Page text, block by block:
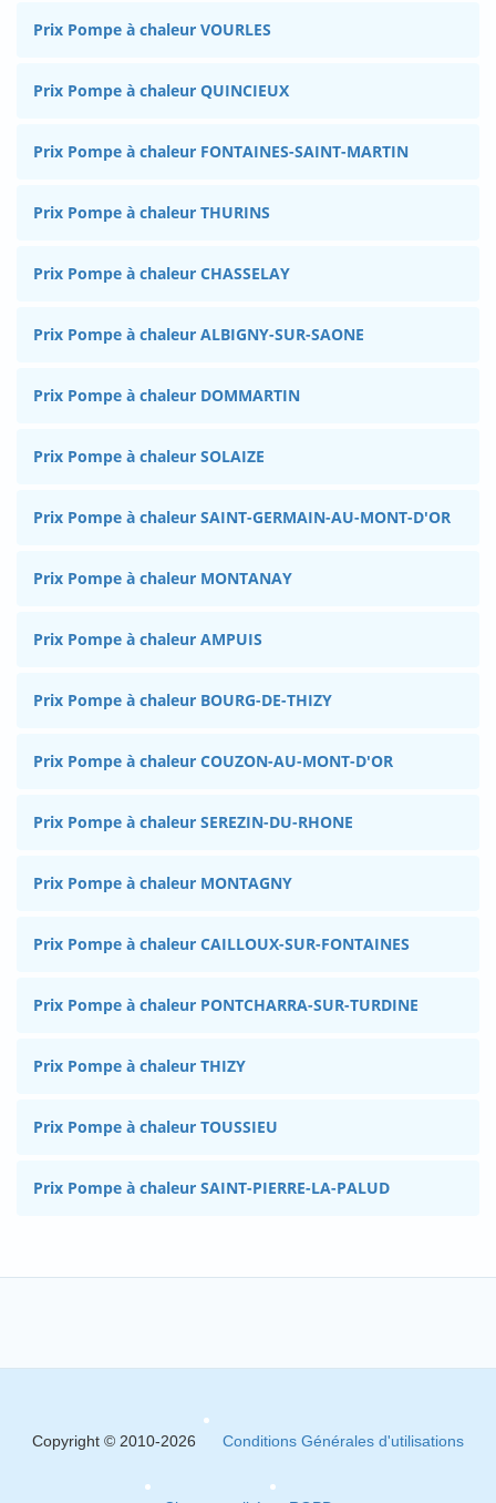
Prix Pompe à chaleur VOURLES
Prix Pompe à chaleur QUINCIEUX
Prix Pompe à chaleur FONTAINES-SAINT-MARTIN
Prix Pompe à chaleur THURINS
Prix Pompe à chaleur CHASSELAY
Prix Pompe à chaleur ALBIGNY-SUR-SAONE
Prix Pompe à chaleur DOMMARTIN
Prix Pompe à chaleur SOLAIZE
Prix Pompe à chaleur SAINT-GERMAIN-AU-MONT-D'OR
Prix Pompe à chaleur MONTANAY
Prix Pompe à chaleur AMPUIS
Prix Pompe à chaleur BOURG-DE-THIZY
Prix Pompe à chaleur COUZON-AU-MONT-D'OR
Prix Pompe à chaleur SEREZIN-DU-RHONE
Prix Pompe à chaleur MONTAGNY
Prix Pompe à chaleur CAILLOUX-SUR-FONTAINES
Prix Pompe à chaleur PONTCHARRA-SUR-TURDINE
Prix Pompe à chaleur THIZY
Prix Pompe à chaleur TOUSSIEU
Prix Pompe à chaleur SAINT-PIERRE-LA-PALUD
Copyright © 2010-2026 Conditions Générales d'utilisations